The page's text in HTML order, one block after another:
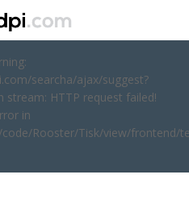
searcha/ajax/suggest?
stream: HTTP request failed!
in
Rooster/Tisk/view/frontend/